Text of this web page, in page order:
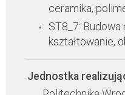
ceramika,
ST8_7:
kształtowanie,
Jednostka